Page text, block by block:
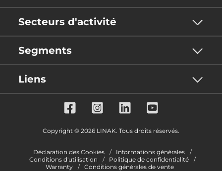
Secteurs d'activité
Segments
Liens
Copyright © 2026 LINAK. Tous droits réservés.
Déclaration des Cookies
Informations générales
Conditions d'utilisation
Politique de confidentialité
Warranty
Conditions générales de vente